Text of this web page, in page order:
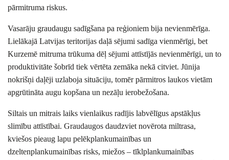
pārmitruma riskus.
Vasarāju graudaugu sadīgšana pa reģioniem bija nevienmērīga.
Lielākajā Latvijas teritorijas daļā sējumi sadīga vienmērīgi, bet
Kurzemē mitruma trūkuma dēļ sējumi attīstījās nevienmērīgi, un to
produktivitāte šobrīd tiek vērtēta zemāka nekā citviet. Jūnija
nokrišņi daļēji uzlaboja situāciju, tomēr pārmitros laukos vietām
apgrūtināta augu kopšana un nezāļu ierobežošana.
Siltais un mitrais laiks vienlaikus radījis labvēlīgus apstākļus
slimību attīstībai. Graudaugos daudzviet novērota miltrasa,
kviešos pieaug lapu pelēkplankumainības un
dzeltenplankumainības risks, miežos – tīklplankumainības